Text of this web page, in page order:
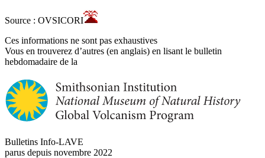
Source : OVSICORI
Ces informations ne sont pas exhaustives
Vous en trouverez d’autres (en anglais) en lisant le bulletin
hebdomadaire de la
Bulletins Info-LAVE
parus depuis novembre 2022